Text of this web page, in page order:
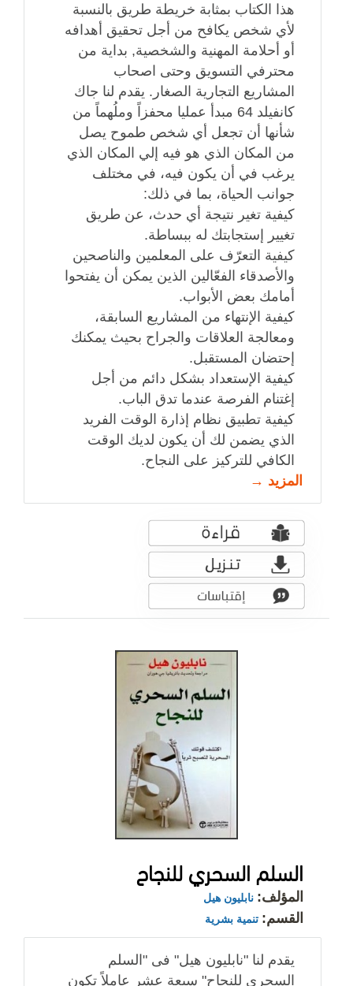
هذا الكتاب بمثابة خريطة طريق بالنسبة
لأي شخص يكافح من أجل تحقيق أهدافه
أو أحلامة المهنية والشخصية, بداية من
محترفي التسويق وحتى اصحاب
المشاريع التجارية الصغار. يقدم لنا جاك
كانفيلد 64 مبدأ عمليا محفزاً وملُهماً من
شأنها أن تجعل أي شخص طموح يصل
من المكان الذي هو فيه إلي المكان الذي
يرغب في أن يكون فيه، في مختلف
جوانب الحياة، بما في ذلك:
كيفية تغير نتيجة أي حدث، عن طريق
تغيير إستجابتك له ببساطة.
كيفية التعرّف على المعلمين والناصحين
والأصدقاء الفعّالين الذين يمكن أن يفتحوا
أمامك بعض الأبواب.
كيفية الإنتهاء من المشاريع السابقة،
ومعالجة العلاقات والجراح بحيث يمكنك
إحتضان المستقبل.
كيفية الإستعداد بشكل دائم من أجل
إغتنام الفرصة عندما تدق الباب.
كيفية تطبيق نظام إذارة الوقت الفريد
الذي يضمن لك أن يكون لديك الوقت
الكافي للتركيز على النجاح.
المزيد →
السلم السحري للنجاح
المؤلف: نابليون هيل
القسم: تنمية بشرية
يقدم لنا "نابليون هيل" فى "السلم
السحرى للنجاح" سبعة عشر عاملاً تكون